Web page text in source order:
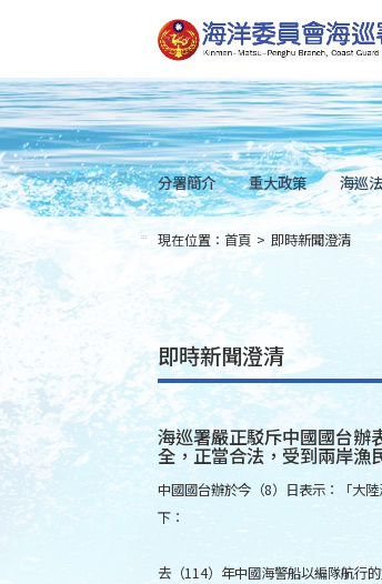
到
主
要
內
容
Skip
to
main
content
分署簡介 重大政策 海巡
::: 現在位置： 首頁 > 即時新聞澄清
即時新聞澄清
海巡署嚴正駁斥中國國台辦
全，正當合法，受到兩岸漁
中國國台辦於今（8）日表示：「大
下：
去（114）年中國海警船以編隊航行